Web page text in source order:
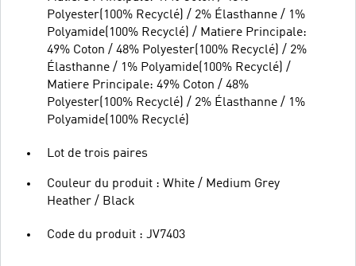
Polyester(100% Recyclé) / 2% Élasthanne / 1%
Polyamide(100% Recyclé) / Matiere Principale:
49% Coton / 48% Polyester(100% Recyclé) / 2%
Élasthanne / 1% Polyamide(100% Recyclé) /
Matiere Principale: 49% Coton / 48%
Polyester(100% Recyclé) / 2% Élasthanne / 1%
Polyamide(100% Recyclé)
Lot de trois paires
Couleur du produit : White / Medium Grey
Heather / Black
Code du produit : JV7403